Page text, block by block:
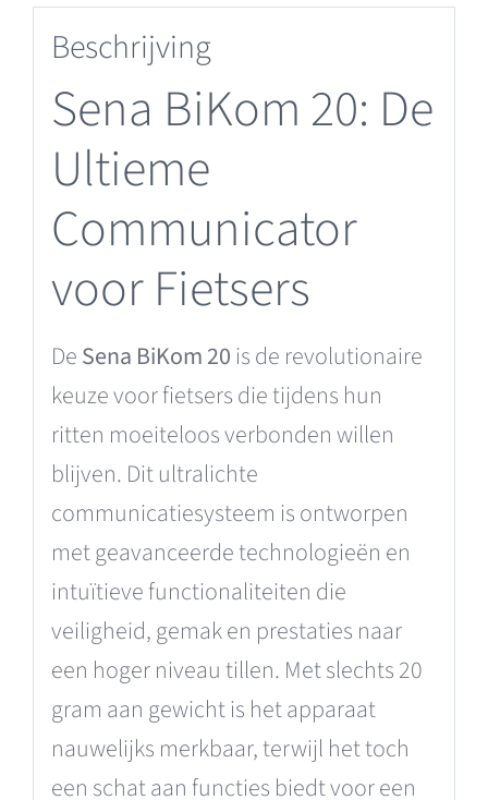
Beschrijving
Sena BiKom 20: De
Ultieme
Communicator
voor Fietsers
DeSena BiKom 20 is de revolutionaire
keuze voor fietsers die tijdens hun
ritten moeiteloos verbonden willen
blijven. Dit ultralichte
communicatiesysteem is ontworpen
met geavanceerde technologieën en
intuïtieve functionaliteiten die
veiligheid, gemak en prestaties naar
een hoger niveau tillen. Met slechts 20
gram aan gewicht is het apparaat
nauwelijks merkbaar, terwijl het toch
een schat aan functies biedt voor een